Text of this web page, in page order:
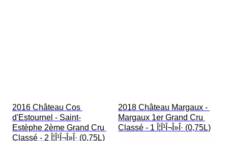
2016 Château Cos
d'Estournel - Saint-
Estèphe 2ème Grand Cru
Classé - 2 Î¦Î¹Î¬Î»Î· (0,75L)
2018 Château Margaux -
Margaux 1er Grand Cru
Classé - 1 Î¦Î¹Î¬Î»Î· (0,75L)